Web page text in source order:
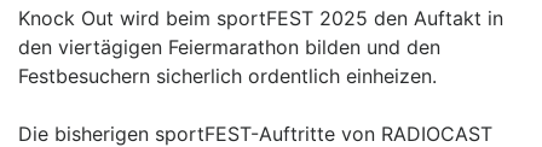
Knock Out wird beim sportFEST 2025 den Auftakt in
den viertägigen Feiermarathon bilden und den
Festbesuchern sicherlich ordentlich einheizen.
Die bisherigen sportFEST-Auftritte von RADIOCAST